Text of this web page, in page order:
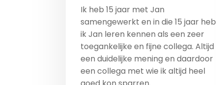
Ik heb 15 jaar met Jan
samengewerkt en in die 15 jaar heb
ik Jan leren kennen als een zeer
toegankelijke en fijne collega. Altijd
een duidelijke mening en daardoor
een collega met wie ik altijd heel